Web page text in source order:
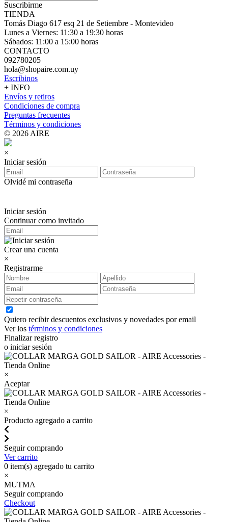
Suscribirme
TIENDA
Tomás Diago 617 esq 21 de Setiembre - Montevideo
Lunes a Viernes: 11:30 a 19:30 horas
Sábados: 11:00 a 15:00 horas
CONTACTO
092780205
hola@shopaire.com.uy
Escribinos
+ INFO
Envíos y retiros
Condiciones de compra
Preguntas frecuentes
Términos y condiciones
© 2026 AIRE
×
Iniciar sesión
Olvidé mi contraseña
Iniciar sesión
Continuar como invitado
Crear una cuenta
×
Registrarme
Quiero recibir descuentos exclusivos y novedades por email
Ver los términos y condiciones
Finalizar registro
o iniciar sesión
×
Aceptar
×
Producto agregado a carrito
Seguir comprando
Ver carrito
0 item(s) agregado tu carrito
×
MUTMA
Seguir comprando
Checkout